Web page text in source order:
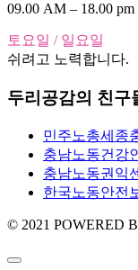
09.00 AM – 18.00 pm
토요일 / 일요일
쉬려고 노력합니다.
두리공감의 친구
민주노총세종
충남노동건강
충남노동권익
한국노동안전
© 2021 POWERED